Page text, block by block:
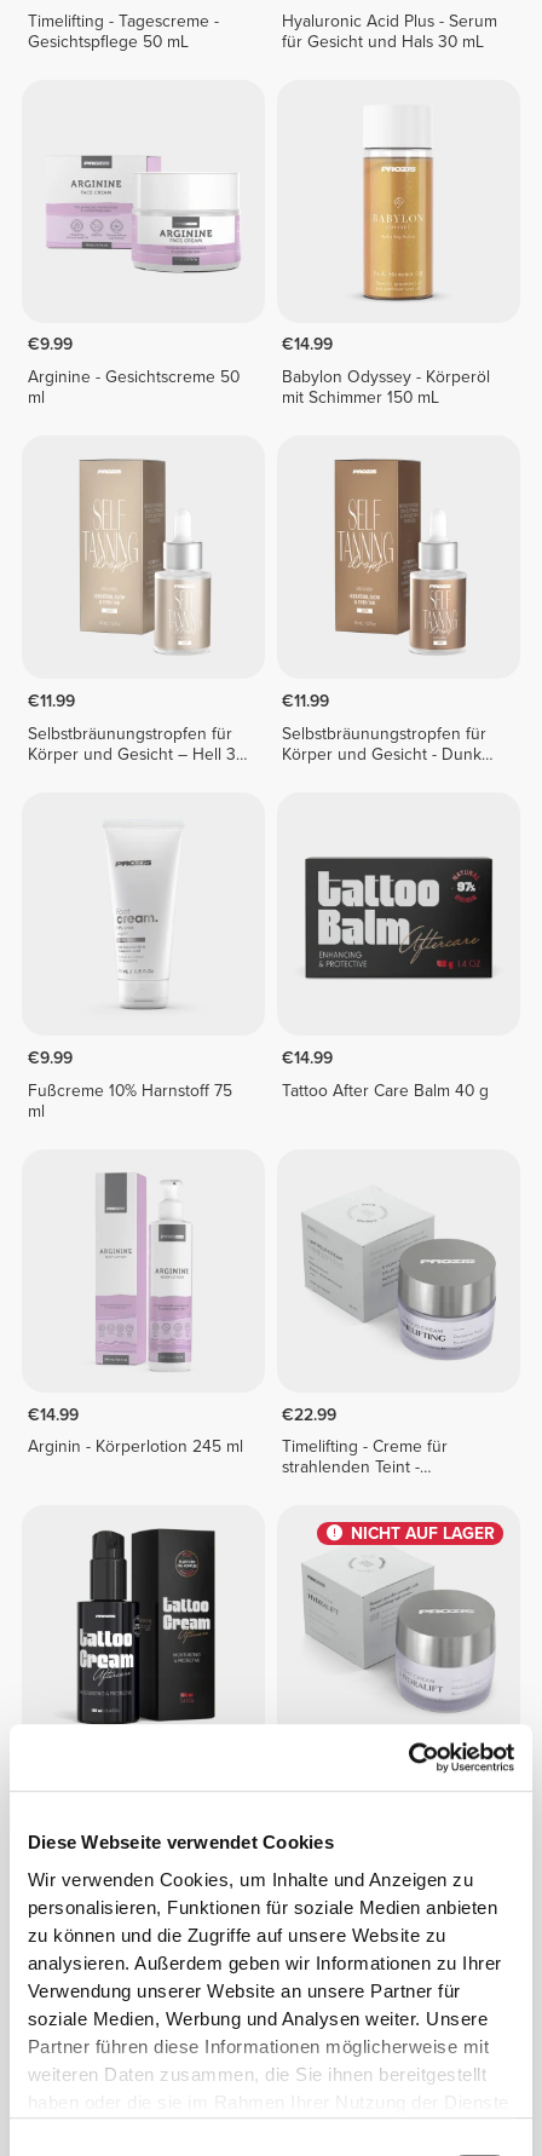
Diese Webseite verwendet Cookies
Wir verwenden Cookies, um Inhalte und Anzeigen zu
personalisieren, Funktionen für soziale Medien anbieten
zu können und die Zugriffe auf unsere Website zu
analysieren. Außerdem geben wir Informationen zu Ihrer
Verwendung unserer Website an unsere Partner für
soziale Medien, Werbung und Analysen weiter. Unsere
Partner führen diese Informationen möglicherweise mit
weiteren Daten zusammen, die Sie ihnen bereitgestellt
Timelifting - Tagescreme -
Gesichtspflege 50 mL
Hyaluronic Acid Plus - Serum
für Gesicht und Hals 30 mL
€9.99
Arginine - Gesichtscreme 50
ml
€14.99
Babylon Odyssey - Körperöl
mit Schimmer 150 mL
€11.99
Selbstbräunungstropfen für
Körper und Gesicht – Hell 30
€11.99
Selbstbräunungstropfen für
Körper und Gesicht - Dunkel
€9.99
Fußcreme 10% Harnstoff 75
ml
€14.99
Tattoo After Care Balm 40 g
€14.99
Arginin - Körperlotion 245 ml
€22.99
Timelifting - Creme für
strahlenden Teint -
NICHT AUF LAGER
NICHT AUF LAGER NICHT AUF LAGER